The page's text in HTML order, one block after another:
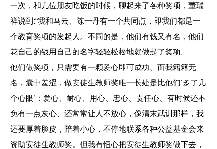
一次，和几位朋友吃饭的时候，聊起来了各种奖项，董瑞
祥说到:“我和马云、陈一丹有一个共同点，即我们都是一
个教育奖项的发起人。不同的是，他们有钱又有名，他们
花自己的钱用自己的名字轻轻松松地就做起了奖项。
他们做奖项，只需要有一颗爱心即可成功。而我籍籍无
名，囊中羞涩，做安徒生教师奖唯一长处是比他们‘多了几
个心眼’：爱心、耐心、用心、忠心、责任心、有时候还不
免有一点灰心、还常常让人不放心，像清末武训那样，我
还要厚着脸皮，陪着小心，不停地联系各种公益基金会来
资助安徒生教师奖。但我有恒心把安徒生教师奖做下去，